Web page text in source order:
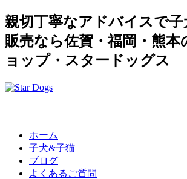
親切丁寧なアドバイスで子
販売なら佐賀・福岡・熊本
ョップ・スタードッグス
ホーム
子犬&子猫
ブログ
よくあるご質問